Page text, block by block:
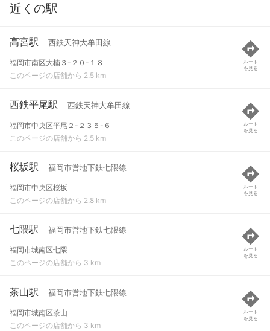
近くの駅
高宮駅 西鉄天神大牟田線
福岡市南区大楠３-２０-１８
このページの店舗から 2.5 km
ルート
を見る
西鉄平尾駅 西鉄天神大牟田線
福岡市中央区平尾２-２３５-６
このページの店舗から 2.5 km
ルート
を見る
桜坂駅 福岡市営地下鉄七隈線
福岡市中央区桜坂
このページの店舗から 2.8 km
ルート
を見る
七隈駅 福岡市営地下鉄七隈線
福岡市城南区七隈
このページの店舗から 3 km
ルート
を見る
茶山駅 福岡市営地下鉄七隈線
福岡市城南区茶山
このページの店舗から 3 km
ルート
を見る